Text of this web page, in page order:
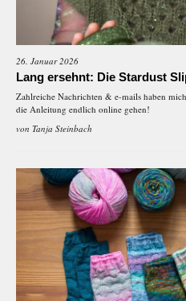
26. Januar 2026
Lang ersehnt: Die Stardust
Zahlreiche Nachrichten & e-mails haben
die Anleitung endlich online gehen!
von Tanja Steinbach